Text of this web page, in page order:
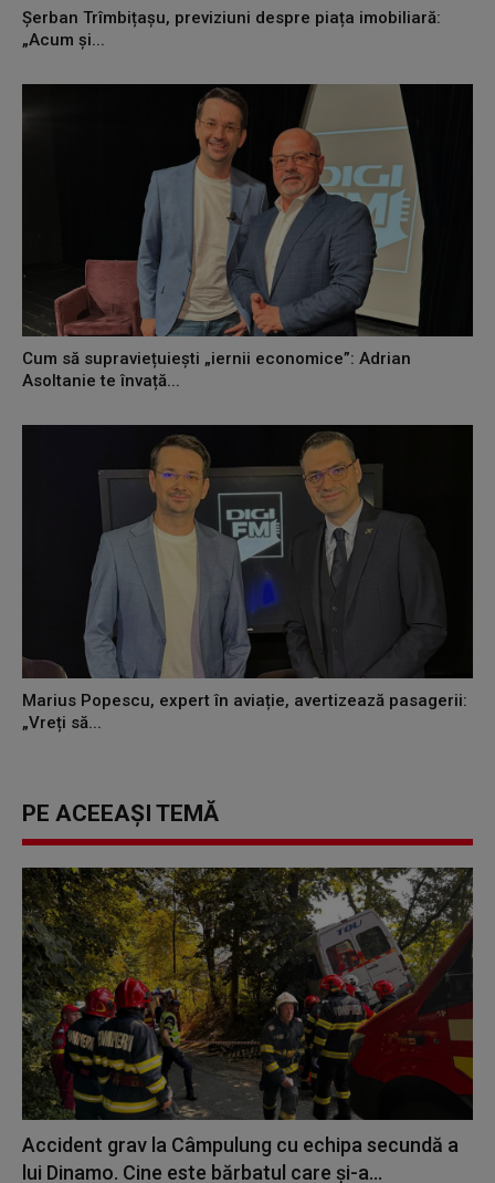
Șerban Trîmbițașu, previziuni despre piața imobiliară:
„Acum și...
Cum să supraviețuiești „iernii economice”: Adrian
Asoltanie te învață...
Marius Popescu, expert în aviație, avertizează pasagerii:
„Vreți să...
PE ACEEAȘI TEMĂ
Accident grav la Câmpulung cu echipa secundă a
lui Dinamo. Cine este bărbatul care și-a...